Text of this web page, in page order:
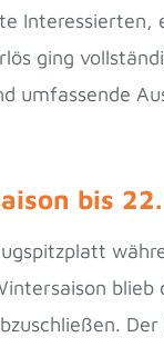
ging
umfassende
bis